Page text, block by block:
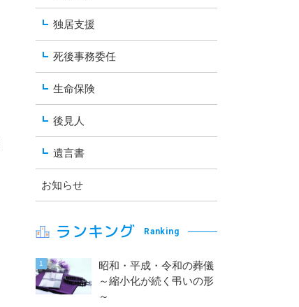
独居支援
死後事務委任
生命保険
後見人
遺言書
お知らせ
ランキング Ranking
昭和・平成・令和の葬儀
～縮小化が続く弔いの形
～